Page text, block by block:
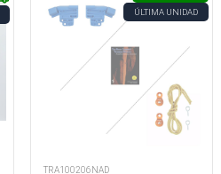
ÚLTIMA UNIDAD
TRA100206NAD